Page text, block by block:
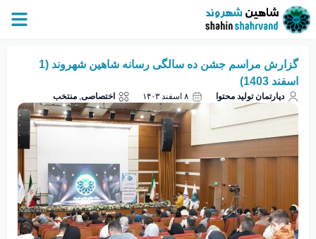
گزارش مراسم جشن ده‌ سالگی رسانه شاهین‌ شهروند (1
اسفند 1403)
دپارتمان تولید محتوا ۸ اسفند ۱۴۰۳ اختصاصی, منتخب